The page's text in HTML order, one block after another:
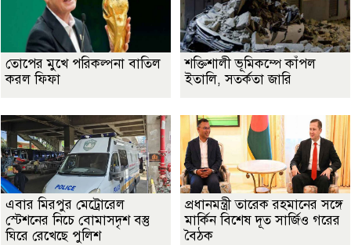
তোপের মুখে পরিকল্পনা বাতিল
করল ফিফা
শক্তিশালী ভূমিকম্পে কাঁপল
ইতালি, সতর্কতা জারি
এবার মিরপুর মেট্রোরেল
স্টেশনের নিচে বোমাসদৃশ বস্তু
ঘিরে রেখেছে পুলিশ
প্রধানমন্ত্রী তারেক রহমানের সঙ্গে
মার্কিন বিশেষ দূত সার্জিও গরের
বৈঠক